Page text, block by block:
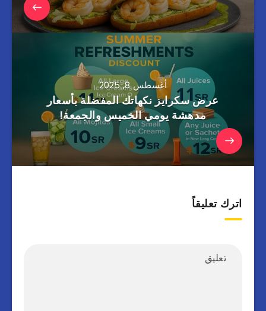
أغسطس 8, 2025
عرض سكرايز نكهاتك المفضلة بأسعار
مدهشة يومي الخميس والجمعة!
اترك تعليقاً